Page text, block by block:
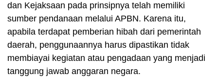
dan Kejaksaan pada prinsipnya telah memiliki
sumber pendanaan melalui APBN. Karena itu,
apabila terdapat pemberian hibah dari pemerintah
daerah, penggunaannya harus dipastikan tidak
membiayai kegiatan atau pengadaan yang menjadi
tanggung jawab anggaran negara.